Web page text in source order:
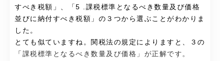
すべき税額」、「5 .課税標準となるべき数量及び価格
並びに納付すべき税額」の３つから選ぶことがわかりま
した。
とても似ていますね。関税法の規定によりますと、３の
「 課税標準となるべき数量及び価格」が正解です。